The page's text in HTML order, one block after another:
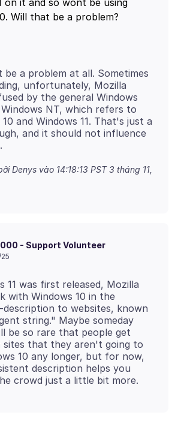
on it and so wont be using
a problem at all. Sometimes
unfortunately, Mozilla
by the general Windows
NT, which refers to
and Windows 11. That's just a
and it should not influence
Denys vào 14:18:13 PST 3 tháng 11,
- Support Volunteer
25
11 was first released, Mozilla
with Windows 10 in the
to websites, known
string." Maybe someday
be so rare that people get
sites that they aren't going to
10 any longer, but for now,
description helps you